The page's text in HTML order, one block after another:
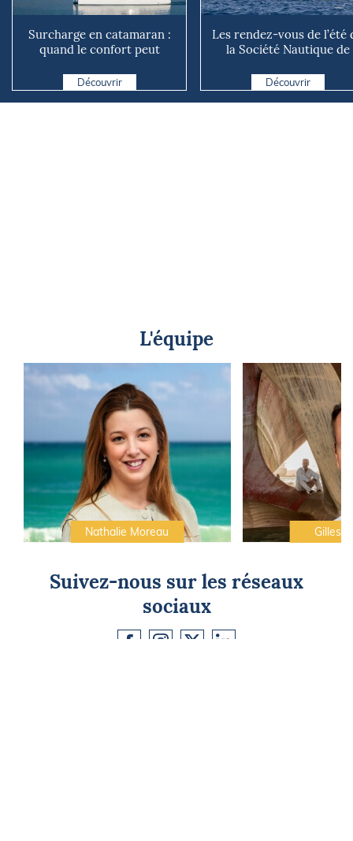
Surcharge en catamaran :
quand le confort peut
Découvrir
Les rendez-vous de l’été
la Société Nautique de
Découvrir
L'équipe
Nathalie Moreau Gilles
Suivez-nous sur les réseaux
sociaux